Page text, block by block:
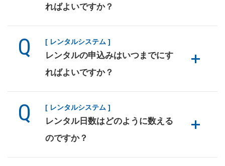
ればよいですか？
[ レンタルシステム ]
レンタルの申込みはいつまでにす
ればよいですか？
[ レンタルシステム ]
レンタル日数はどのように数える
のですか？